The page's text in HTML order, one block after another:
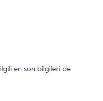
en son bilgileri de